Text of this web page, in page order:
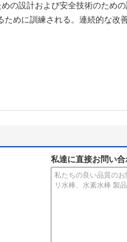
の設計および安全技術のため
めに訓練される。連続的な改
私達に直接お問い